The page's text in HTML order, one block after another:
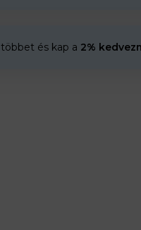
többet és kap a 2%